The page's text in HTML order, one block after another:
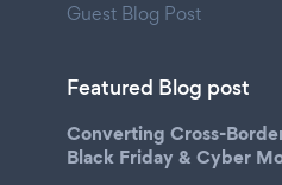
Guest Blog Post
Featured Blog post
Converting Cross-
Black Friday & Cyber